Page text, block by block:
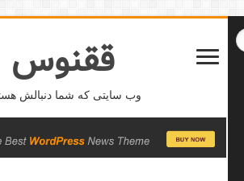
ققنوس
وب سایتی که شما دنبالش